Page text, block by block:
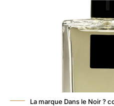
La marque Dans le Noir ?